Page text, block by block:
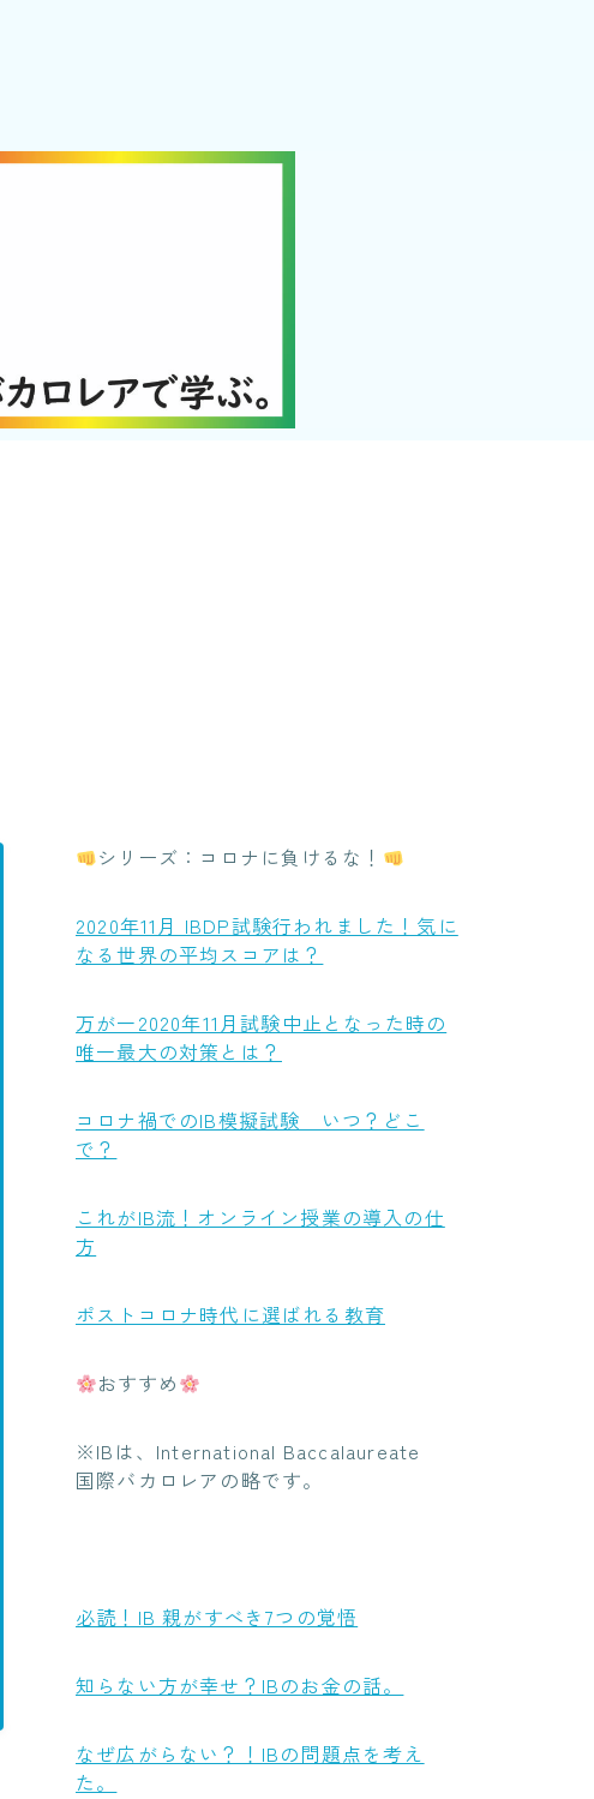
シリーズ：コロナに負けるな！
2020年11月 IBDP試験行われました！気に
なる世界の平均スコアは？
万が一2020年11月試験中止となった時の
唯一最大の対策とは？
コロナ禍でのIB模擬試験 いつ？どこ
で？
これがIB流！オンライン授業の導入の仕
方
ポストコロナ時代に選ばれる教育
おすすめ
※IBは、International Baccalaureate
国際バカロレア の略です。
必読！IB 親がすべき7つの覚悟
知らない方が幸せ？IBのお金の話。
なぜ広がらない？！IBの問題点を考え
た。